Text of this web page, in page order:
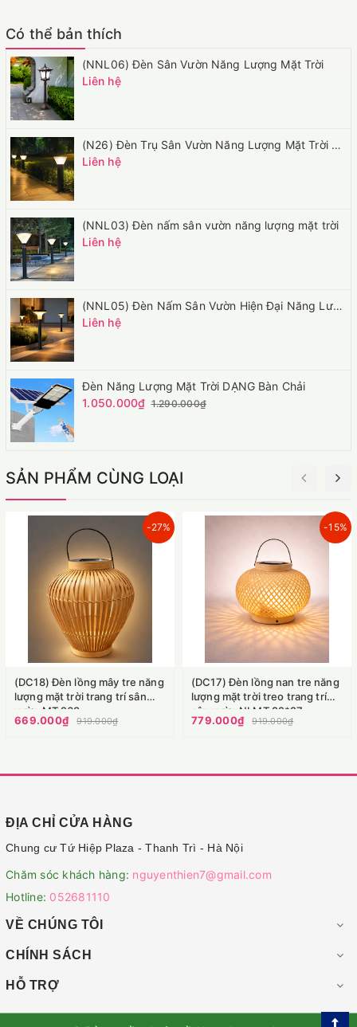
Có thể bản thích
(NNL06) Đèn Sân Vườn Năng Lượng Mặt Trời
Liên hệ
(N26) Đèn Trụ Sân Vườn Năng Lượng Mặt Trời Hiện Đại Cho Sân Vườn Biệt Thự
Liên hệ
(NNL03) Đèn nấm sân vườn năng lượng mặt trời
Liên hệ
(NNL05) Đèn Nấm Sân Vườn Hiện Đại Năng Lượng Mặt Trời
Liên hệ
Đèn Năng Lượng Mặt Trời DẠNG Bàn Chải
1.050.000₫ 1.290.000₫
SẢN PHẨM CÙNG LOẠI
-27%
(DC18) Đèn lồng mây tre năng
lượng mặt trời trang trí sân
vườn MT 268
669.000₫ 919.000₫
-15%
(DC17) Đèn lồng nan tre năng
lượng mặt trời treo trang trí
sân vườn NLMT 22*27
779.000₫ 919.000₫
ĐỊA CHỈ CỬA HÀNG
Chung cư Tứ Hiệp Plaza - Thanh Trì - Hà Nội
Chăm sóc khách hàng: nguyenthien7@gmail.com
Hotline: 052681110
VỀ CHÚNG TÔI
CHÍNH SÁCH
HỖ TRỢ